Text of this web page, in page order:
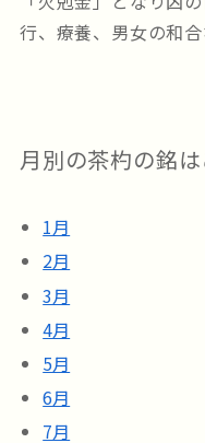
行、療養、男女の和
月別の茶杓の銘
1月
2月
3月
4月
5月
6月
7月